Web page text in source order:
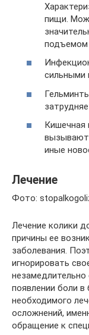
пищи.
подъемом
сильными
Кишечная
вызывают
иные
Лечение
Фото:
Лечение колики
причины ее
заболевания.
игнорировать
появлении боли
необходимого
осложнений,
обращение к